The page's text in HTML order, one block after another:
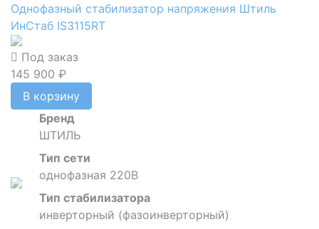
Однофазный стабилизатор напряжения Штиль
ИнСтаб IS3115RT
Под заказ
145 900 ₽
В корзину
Бренд
ШТИЛЬ
Тип сети
однофазная 220В
Тип стабилизатора
инверторный (фазоинверторный)